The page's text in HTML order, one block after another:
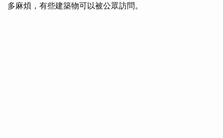
多麻煩，有些建築物可以被公眾訪問。